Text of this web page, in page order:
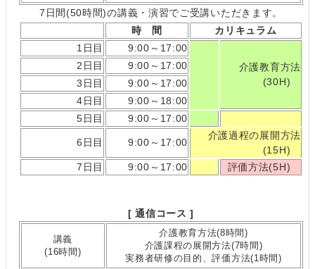
7日間(50時間)の講義・演習でご受講いただきます。
時 間
カリキュラム
1日目
9:00～17:00
介護教育方法
(30H)
2日目
9:00～17:00
3日目
9:00～17:00
4日目
9:00～18:00
5日目
9:00～17:00
6日目 9:00～17:00
介護過程の展開方法
(15H)
7日目
9:00～17:00 評価方法(5H)
[ 通信コース ]
講義
(16時間)
介護教育方法(8時間)
介護課程の展開方法(7時間)
実務者研修の目的、評価方法(1時間)